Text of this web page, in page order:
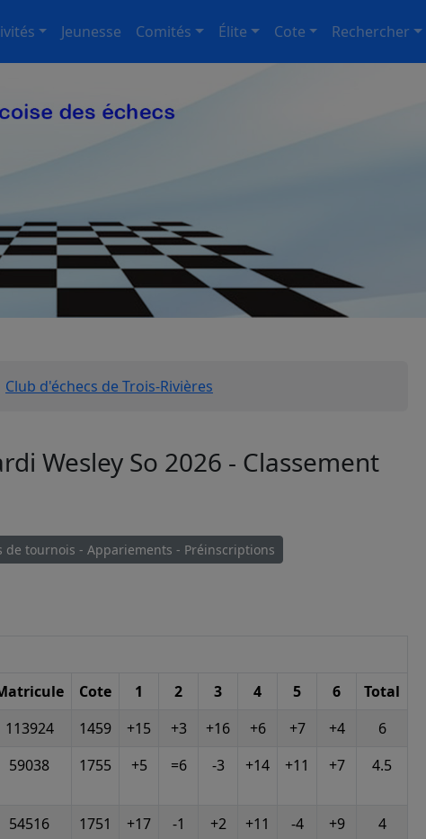
Jeunesse Comités Élite Cote Rechercher
Club d'échecs de Trois-Rivières
Wesley So 2026 - Classement
de tournois - Appariements - Préinscriptions
Cote 1 2 3 4 5 6
Total
113924 1459 +15 +3 +16 +6 +7 +4
6
59038 1755 +5 =6 -3 +14 +11 +7 4.5
54516 1751 +17 -1 +2 +11 -4 +9 4